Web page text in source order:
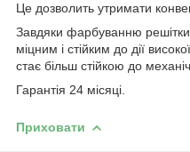
Це дозволить утримати
Завдяки фарбуванню
міцним і стійким до дії
стає більш стійкою до
Гарантія 24 місяці.
Приховати